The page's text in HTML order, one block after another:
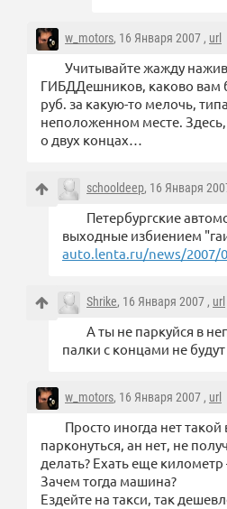
w_motors, 16 Января 2007 , url
Учитывайте жажду
ГИБДДешников, каково вам
руб. за какую-то мелочь,
неположенном месте.
о двух концах…
schooldeep, 16 Января
Петербургские
выходные избиением
auto.lenta.ru/news/2007/
Shrike, 16 Января 2007 , url
А ты не паркуйся в
палки с концами не
w_motors, 16 Января 2007 , url
Просто иногда нет
парконуться, ан нет, не
делать? Ехать еще
Зачем тогда машина?
Ездейте на такси, так